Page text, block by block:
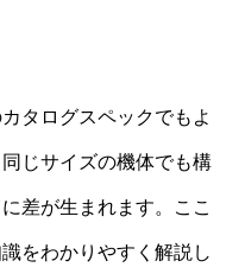
タログスペックでもよ
じサイズの機体でも構
差が生まれます。ここ
をわかりやすく解説し